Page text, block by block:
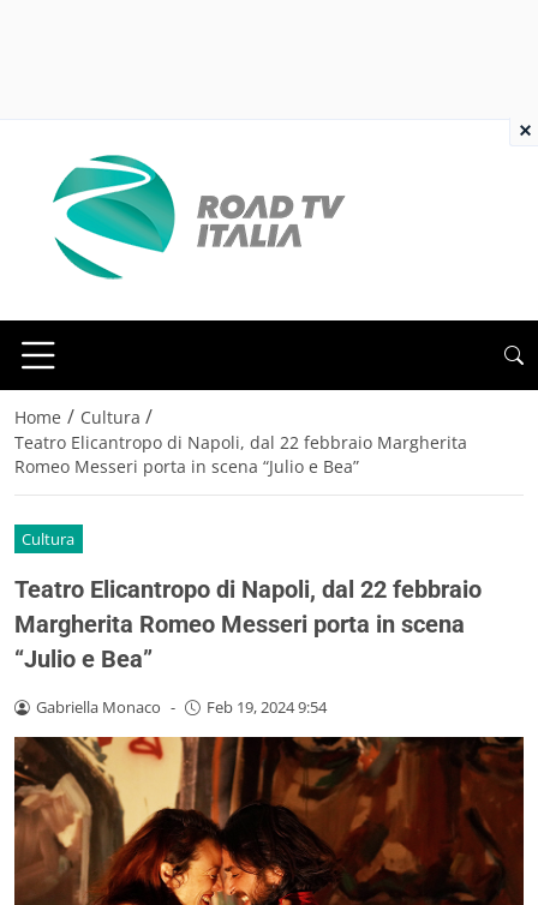
Home / Cultura /
Teatro Elicantropo di Napoli, dal 22 febbraio Margherita
Romeo Messeri porta in scena “Julio e Bea”
Cultura
Teatro Elicantropo di Napoli, dal 22 febbraio
Margherita Romeo Messeri porta in scena
“Julio e Bea”
Gabriella Monaco - Feb 19, 2024 9:54
×